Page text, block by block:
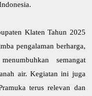
Klaten Tahun 2025
pengalaman berharga,
semangat
air. Kegiatan ini juga
terus relevan dan